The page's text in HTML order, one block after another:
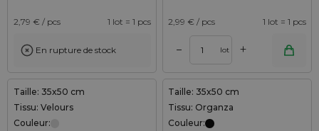
2,79 € / pcs 1 lot = 1 pcs
En rupture de stock
2,99 € / pcs 1 lot = 1 pcs
– lot +
Taille: 35x50 cm
Tissu: Velours
Couleur:
Taille: 35x50 cm
Tissu: Organza
Couleur: